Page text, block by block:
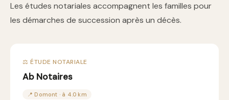
Les études notariales accompagnent les familles pour
les démarches de succession après un décès.
⚖️ ÉTUDE NOTARIALE
Ab Notaires
📍 Domont · à 4.0 km